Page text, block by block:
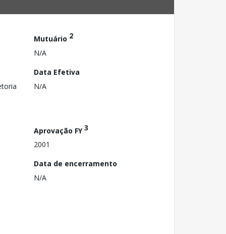
Mutuário 2
N/A
Data Efetiva
N/A
Aprovação FY3
2001
Data de encerramento
N/A